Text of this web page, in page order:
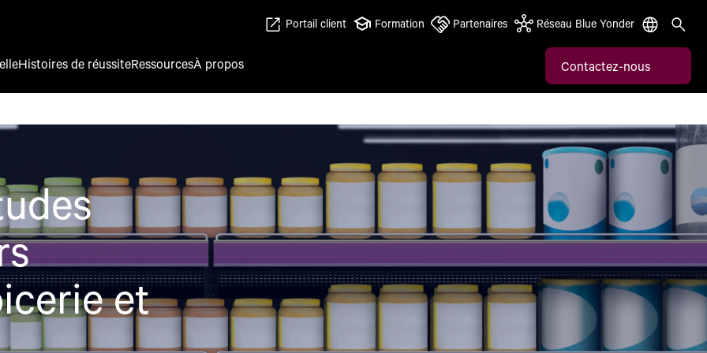
Portail client Formation Partenaires Réseau Blue Yonder
Histoires de réussiteRessourcesÀ propos Contactez-nous
et